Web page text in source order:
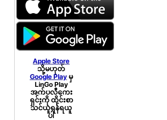
Apple Store
သို့မဟုတ်
Google Playမှ
LinGo Play
အက်ပလီကေး
ရှင်းကို ထိုင်းစာ
သင်ယူရန်ရယူ
ပါ